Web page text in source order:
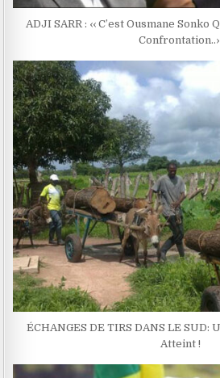
ADJI SARR : ‹‹ C’est Ousmane Sonko
ÉCHANGES DE TIRS DANS LE SUD:
Atteint !